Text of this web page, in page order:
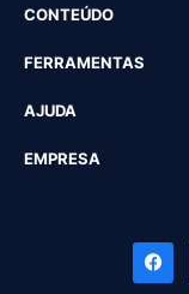
CONTEÚDO
FERRAMENTAS
AJUDA
EMPRESA